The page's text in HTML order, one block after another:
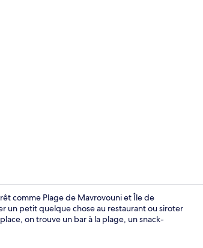
comme Plage de Mavrovouni et Île de
un petit quelque chose au restaurant ou siroter
on trouve un bar à la plage, un snack-